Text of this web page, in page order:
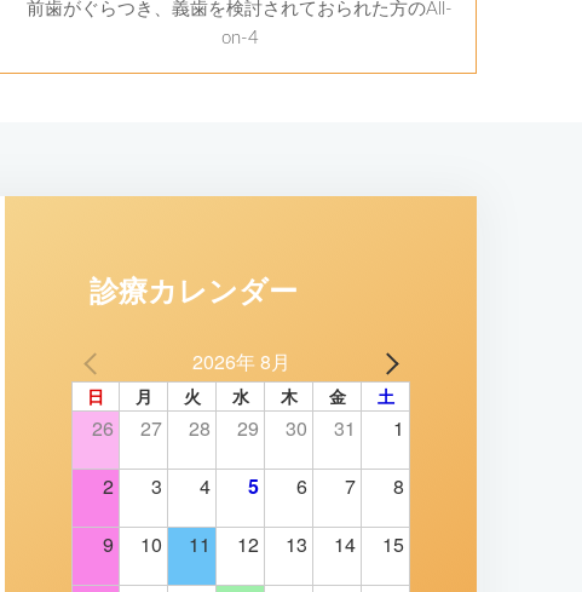
前歯がぐらつき、義歯を検討されておられた方のAll-
on-4
診療カレンダー
2026年 8月
日 月 火 水 木 金 土
26 27 28 29 30 31 1
2 3 4 5 6 7 8
9 10 11 12 13 14 15